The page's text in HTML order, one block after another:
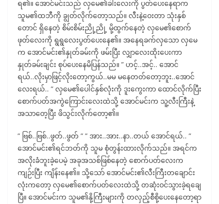
ရ၏။ အောင်မင်းသည် လှမေ၏ခါးလေးကို ပွတ်ပေးနေရာက
သူမ၏ထဘီကို ချွတ်လိုက်တော့သည်။ လီးနဲ့ဝေးတာ သုံးနှစ်
တောင် ရှိနေတဲ့ စိမ်းစိမ်းညို့ညို့ မို့ထွက်နေတဲ့ လှမေ၏စောက်
ဖုတ်လေးကို ရွရွလေးပွတ်ပေးနေ၏။ အနေရခက်လှသော လှမေ
က အောင်မင်း၏နှုတ်ခမ်းကို ဖမ်းပြီး လျှာလေးထိုးပေးကာ
နှုတ်ခမ်းချင်း စုပ်ပေးနေမိပြန်သည်။ ” ဟင့်..အင့်.. အောင်
ရယ်..လိုးမှာဖြင့်လိုးတော့ကွယ်..မမ မနေတတ်တော့ဘူး..အောင်
လေးရယ်.. ” လှမေ၏ပေါင်နှစ်လုံးကို ဒူးကွေးကာ ထောင်လိုက်ပြီး
စောက်ပတ်အကွဲကြောင်းလေးထဲသို့ အောင်မင်းက သူ့လီးကြီးနဲ့
အသာတေ့ပြီး ဖိသွင်းလိုက်တော့၏။
” ဗြစ်..ဗြစ်..ဖွတ်..ဖွတ် ” ” အား..အား..နာ..တယ် အောင်ရယ်.. ”
အောင်မင်း၏ရင်ဘတ်ကို သူမ စုံတွန်းထားလိုက်သည်။ အရင်က
အလိုးခံဘူးခဲ့ပေမဲ့ အခုအသစ်ဖြစ်နေတဲ့ စောက်ပတ်လေးက
ကျဉ်းပြီး ကျိန်းနေ၏။ သို့သော် အောင်မင်း၏လီးကြီးတချောင်း
လုံးကတော့ လှမေ၏စောက်ပတ်လေးထဲသို့ တဆုံးဝင်သွားခဲ့ရချေ
ပြီ။ အောင်မင်းက သူမ၏နို့ကြီးများကို တလှည့်စီစို့ပေးနေတော့ရာ